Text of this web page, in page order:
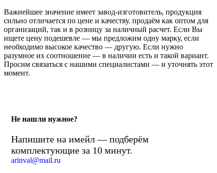
Важнейшее значение имеет завод-изготовитель, продукция
сильно отличается по цене и качеству. продаём как оптом для
организаций, так и в розницу за наличный расчет. Если Вы
ищете цену подешевле — мы предложим одну марку, если
необходимо высокое качество — другую. Если нужно
разумное их соотношение — в наличии есть и такой вариант.
Просим связаться с нашими специалистами — и уточнять этот
момент.
Не нашли нужное?
Напишите на имейл — подберём
комплектующие за 10 минут.
arinval@mail.ru